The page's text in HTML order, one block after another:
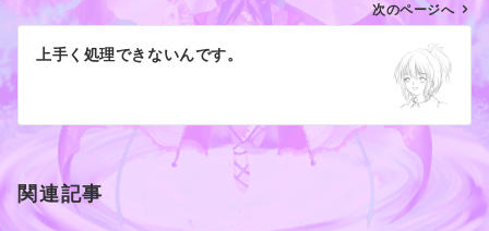
ン
次のページへ
上手く処理できないんです。
関連記事